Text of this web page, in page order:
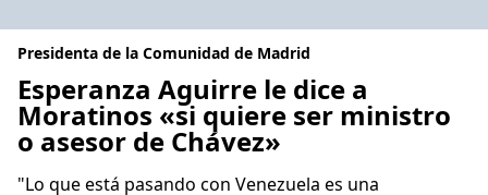
Presidenta de la Comunidad de Madrid
Esperanza Aguirre le dice a
Moratinos «si quiere ser ministro
o asesor de Chávez»
"Lo que está pasando con Venezuela es una